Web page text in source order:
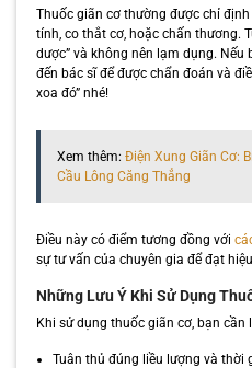
Thuốc giãn cơ thường được chỉ
tính, co thắt cơ, hoặc chấn thương.
dược” và không nên lạm dụng.
đến bác sĩ để được chẩn đoán và
xoa đó” nhé!
Xem thêm: Điện Xung Giãn Cơ:
Cầu Lông Căng Thẳng
Điều này có điểm tương đồng với
sự tư vấn của chuyên gia để đạt
Những Lưu Ý Khi Sử Dụng
Khi sử dụng thuốc giãn cơ, bạn cần
Tuân thủ đúng liều lượng và thời